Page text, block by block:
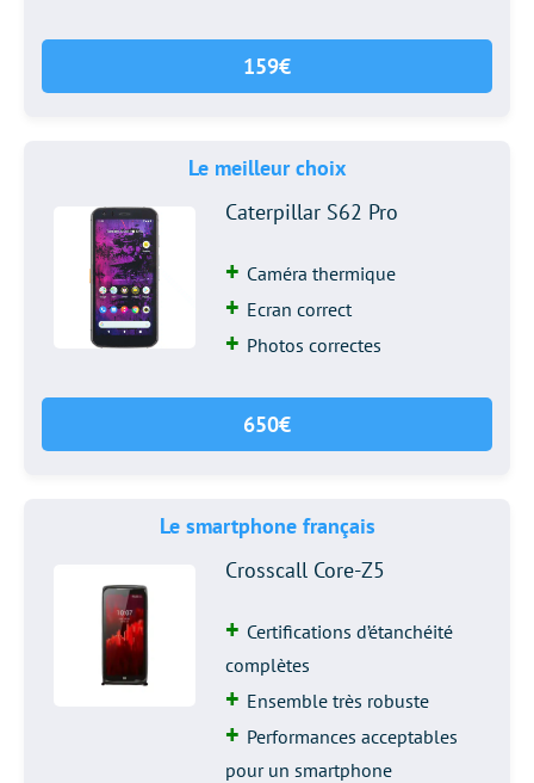
159€
Le meilleur choix
Caterpillar S62 Pro
Caméra thermique
Ecran correct
Photos correctes
650€
Le smartphone français
Crosscall Core-Z5
Certifications d’étanchéité
complètes
Ensemble très robuste
Performances acceptables
pour un smartphone